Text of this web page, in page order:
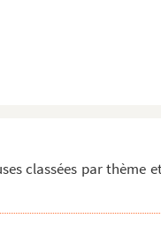
classées par thème